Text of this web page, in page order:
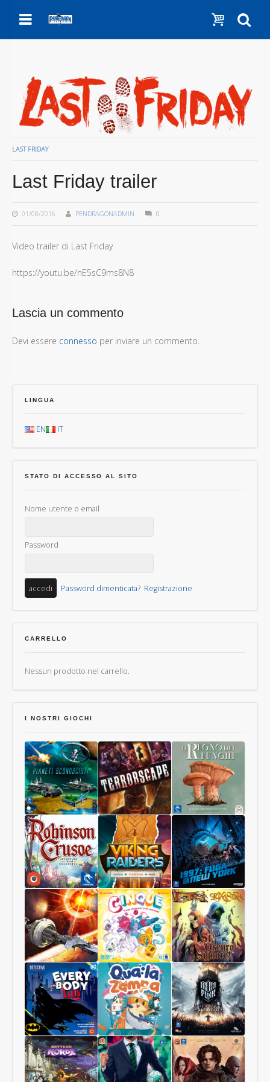
Show
Menu
LAST FRIDAY
Last Friday trailer
01/08/2016 PENDRAGONADMIN 0
Video trailer di Last Friday
https://youtu.be/nE5sC9ms8N8
Lascia un commento
Devi essere connesso per inviare un commento.
LINGUA
EN IT
STATO DI ACCESSO AL SITO
Nome utente o email
Password
Password dimenticata? Registrazione
CARRELLO
Nessun prodotto nel carrello.
I NOSTRI GIOCHI
Pianeti
Sconosciuti
Terrorscape
Il
Regno
dei
Funghi
Robinson
Crusoe
Collector
Edition
Viking
Raiders
1997:
Fuga
da
New
York
Starship
Interstellar
Cinque
Sì,
Oscuro
Signore
Luxastra
Batman:
Tutti
Mentono
Qua
la
zampa
Frostpunk